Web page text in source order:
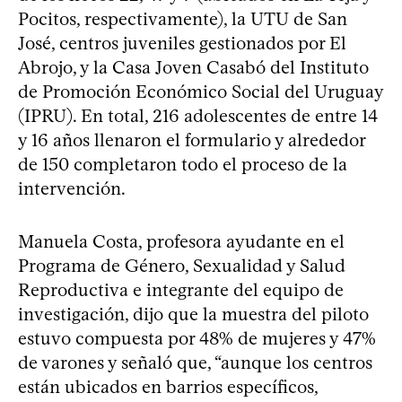
Pocitos, respectivamente), la UTU de San
José, centros juveniles gestionados por El
Abrojo, y la Casa Joven Casabó del Instituto
de Promoción Económico Social del Uruguay
(IPRU). En total, 216 adolescentes de entre 14
y 16 años llenaron el formulario y alrededor
de 150 completaron todo el proceso de la
intervención.
Manuela Costa, profesora ayudante en el
Programa de Género, Sexualidad y Salud
Reproductiva e integrante del equipo de
investigación, dijo que la muestra del piloto
estuvo compuesta por 48% de mujeres y 47%
de varones y señaló que, “aunque los centros
están ubicados en barrios específicos,